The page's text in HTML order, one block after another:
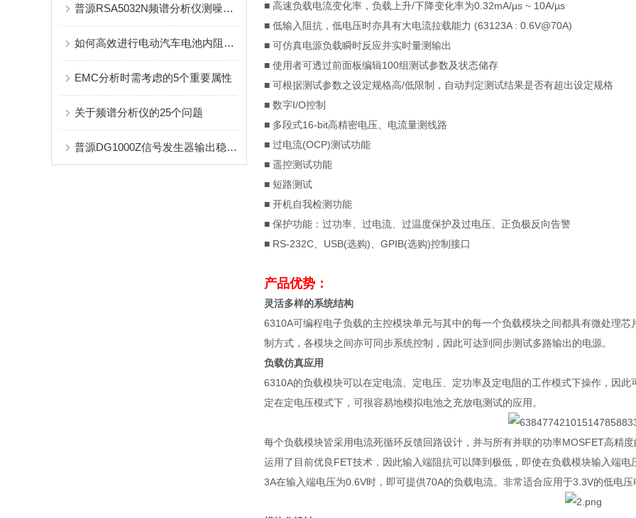
普源RSA5032N频谱分析仪测噪声的方法
如何高效进行电动汽车电池内阻测试？
EMC分析时需考虑的5个重要属性
关于频谱分析仪的25个问题
普源DG1000Z信号发生器输出稳定1kHz正弦波设置指南
■ 高速负载电流变化率，负载上升/下降变化率为0.32mA/µs ~ 10A/µs
■ 低输入阻抗，低电压时亦具有大电流拉载能力 (63123A : 0.6V@70A)
■ 可仿真电源负载瞬时反应并实时量测输出
■ 使用者可透过前面板编辑100组测试参数及状态储存
■ 可根据测试参数之设定规格高/低限制，自动判定测试结果是否有超出设定规格
■ 数字I/O控制
■ 多段式16-bit高精密电压、电流量测线路
■ 过电流(OCP)测试功能
■ 遥控测试功能
■ 短路测试
■ 开机自我检测功能
■ 保护功能：过功率、过电流、过温度保护及过电压、正负极反向告警
■ RS-232C
USB(选购) GPIB(选购)控制接口
产品优势：
灵活多样的系统结构
6310A可编程电子负载的主控模块单元与其中的每一个负载模块之间都具有微处理
制方式，各模块之间亦可同步系统控制，因此可达到同步测试多路输出的电源。
负载仿真应用
6310A的负载模块可以在定电流、定电压、定功率及定电阻的工作模式下操作，因
定在定电压模式下，可很容易地模拟电池之充放电测试的应用。
每个负载模块皆采用电流死循环反馈回路设计，并与所有并联的功率MOSFET高精
运用了目前优良FET技术，因此输入端阻抗可以降到极低，即使在负载模块输入端
3A在输入端电压为0.6V时，即可提供70A的负载电流。非常适合应用于3.3V的低电压